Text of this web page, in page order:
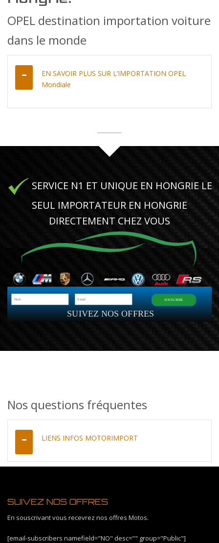
OPEL destination importation voiture
dans le monde
EN SAVOIR PLUS SUR L’IMPORTATION OPEL
Mondiale
SERVICE N1 ET UNIQUE EN HONGRIE LE
SEUL IMPORTATEUR EN HONGRIE
DIRECTEMENT CHEZ VOUS
SUIVEZ NOS OFFRES
SOUSCRIRE
Nos questions fréquentes
LIENS INFOS MOTORIMPORT
SUIVEZ NOS OFFRES
En souscrivant vous recevrez nos offres Motos.
[email-subscribers namefield="NO" desc="" group="Public"]